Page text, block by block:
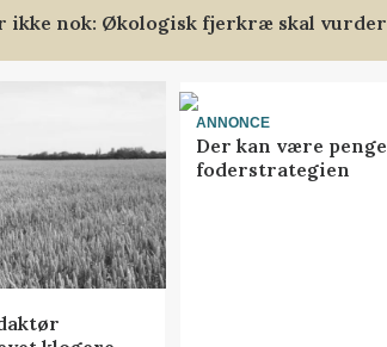
ikke nok: Økologisk fjerkræ skal
ANNONCE
Der kan være
foderstrategien